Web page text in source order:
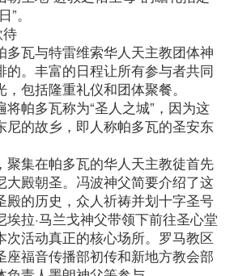
。
待
多瓦与特雷维索华人天主教团体神
的。丰富的日程让所有参与者共同
包括隆重礼仪和团体聚餐。
帕多瓦称为“圣人之城”，因为这
尼的故乡，即人称帕多瓦的圣安东
聚集在帕多瓦的华人天主教徒首先
大殿朝圣。冯波神父简要介绍了这
殿的历史，众人祈祷并划十字圣号
埃拉·马兰戈神父带领下前往圣心堂
次活动真正的核心场所。罗马教区
座福音传播部初传和新地方教会部